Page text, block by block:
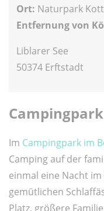
Ort: Naturpark
Entfernung von
Liblarer See
50374 Erftstadt
Im Campingpark im
Camping auf der
einmal eine Nacht
gemütlichen
Platz, größere